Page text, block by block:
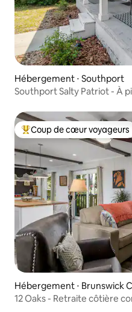
Hébergement ⋅ Southport
Southport Salty Patriot - À
Coups de cœur voyageurs
Coup de cœur voyageurs
Hébergement ⋅ Brunswick
12 Oaks - Retraite côtière